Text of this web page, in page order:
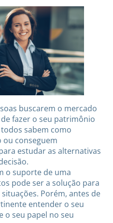
buscarem o mercado
fazer o seu patrimônio
sabem como
conseguem
estudar as alternativas
o suporte de uma
pode ser a solução para
Porém, antes de
entender o seu
o seu papel no seu